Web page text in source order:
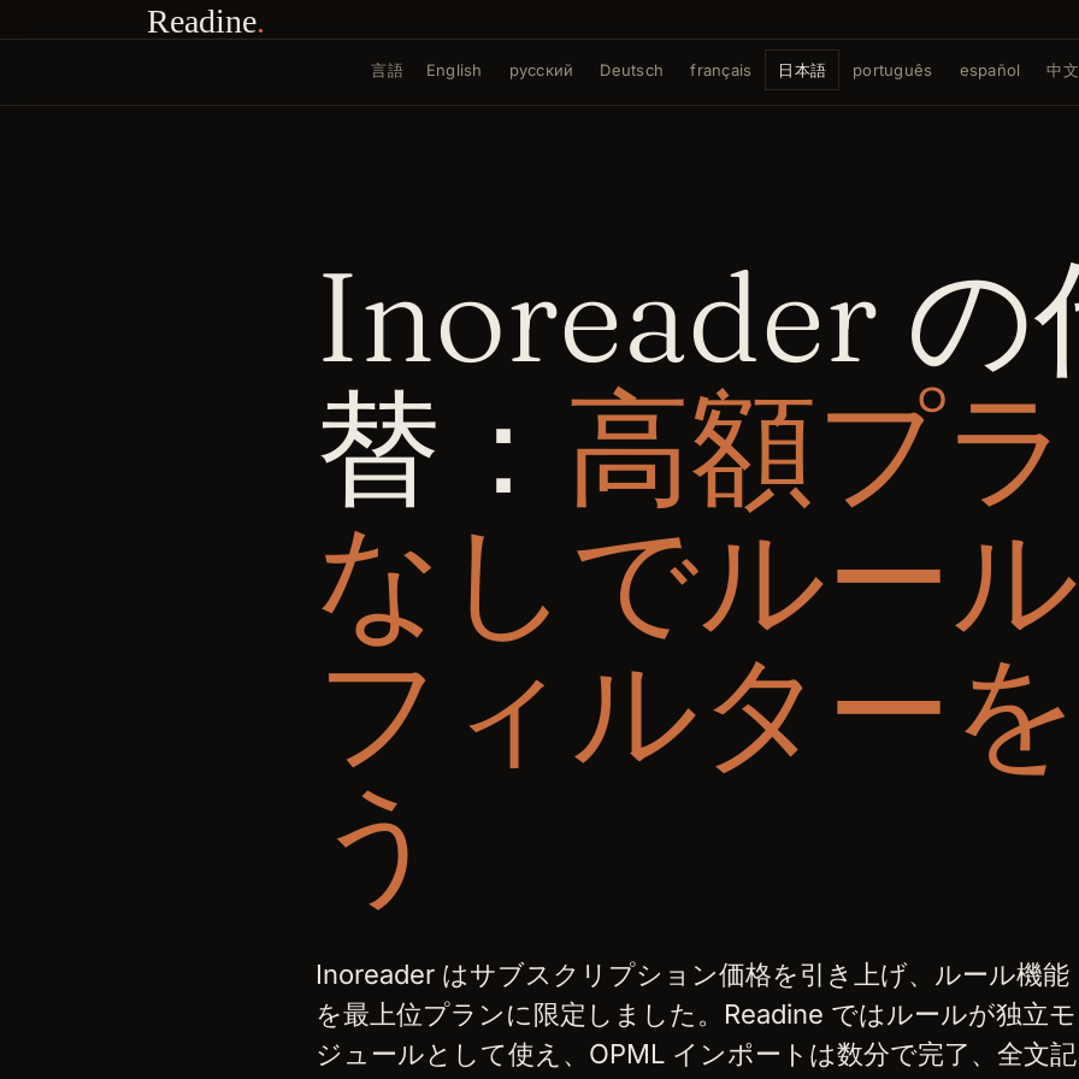
Readine.
言語 English русский Deutsch français 日本語 português español 中文
Inoreader の
替： 高額プ
なしでルー
フィルター
う
Inoreader はサブスクリプション価格を引き上げ、ルール機能
を最上位プランに限定しました。Readine ではルールが独立モ
ジュールとして使え、OPML インポートは数分で完了、全文記